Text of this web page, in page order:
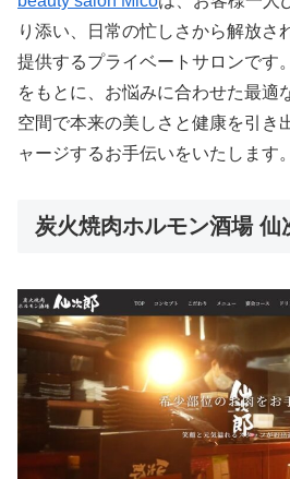
り添い、日常の忙しさから解放さ
提供するプライベートサロンです
をもとに、お悩みに合わせた最適
空間で本来の美しさと健康を引き
ャージするお手伝いをいたします。
炭火焼肉ホルモン酒場 仙